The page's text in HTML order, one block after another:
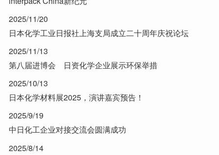
2025/11/20
日本化学工业日报社上海支局成立二十周年庆祝论坛
2025/11/13
第八届进博会 日资化学企业展示环保举措
2025/10/13
日本化学材料展2025，演讲嘉宾预告！
2025/9/19
中日化工企业对接交流会圆满成功
2025/8/14